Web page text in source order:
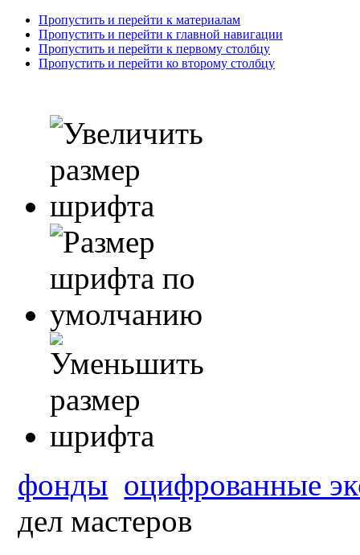
Пропустить и перейти к материалам
Пропустить и перейти к главной навигации
Пропустить и перейти к первому столбцу
Пропустить и перейти ко второму столбцу
фонды оцифрованные
дел мастеров